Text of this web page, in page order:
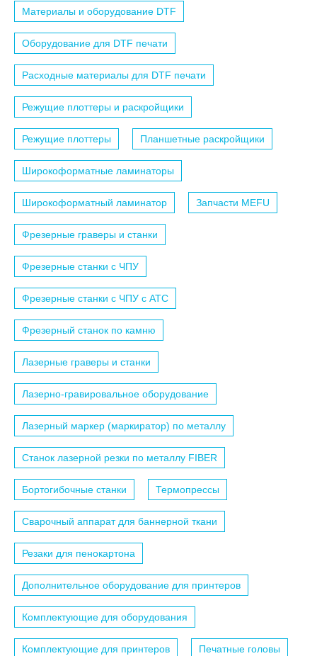
Материалы и оборудование DTF
Оборудование для DTF печати
Расходные материалы для DTF печати
Режущие плоттеры и раскройщики
Режущие плоттеры Планшетные раскройщики
Широкоформатные ламинаторы
Широкоформатный ламинатор Запчасти MEFU
Фрезерные граверы и станки
Фрезерные станки с ЧПУ
Фрезерные станки с ЧПУ c АТС
Фрезерный станок по камню
Лазерные граверы и станки
Лазерно-гравировальное оборудование
Лазерный маркер (маркиратор) по металлу
Станок лазерной резки по металлу FIBER
Бортогибочные станки Термопрессы
Сварочный аппарат для баннерной ткани
Резаки для пенокартона
Дополнительное оборудование для принтеров
Комплектующие для оборудования
Комплектующие для принтеров Печатные головы